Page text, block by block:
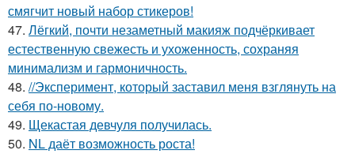
смягчит новый набор стикеров!
47. Лёгкий, почти незаметный макияж подчёркивает
естественную свежесть и ухоженность, сохраняя
минимализм и гармоничность.
48. //Эксперимент, который заставил меня взглянуть на
себя по-новому.
49. Щекастая девчуля получилась.
50. NL даёт возможность роста!